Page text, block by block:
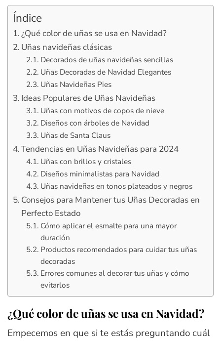
Índice
¿Qué color de uñas se usa en Navidad?
Uñas navideñas clásicas
Decorados de uñas navideñas sencillas
Uñas Decoradas de Navidad Elegantes
Uñas Navideñas Pies
Ideas Populares de Uñas Navideñas
Uñas con motivos de copos de nieve
Diseños con árboles de Navidad
Uñas de Santa Claus
Tendencias en Uñas Navideñas para 2024
Uñas con brillos y cristales
Diseños minimalistas para Navidad
Uñas navideñas en tonos plateados y negros
Consejos para Mantener tus Uñas Decoradas en
Perfecto Estado
Cómo aplicar el esmalte para una mayor
duración
Productos recomendados para cuidar tus uñas
decoradas
Errores comunes al decorar tus uñas y cómo
evitarlos
¿Qué color de uñas se usa en Navidad?
Empecemos en que si te estás preguntando cuál